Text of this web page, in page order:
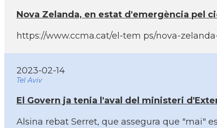
Nova Zelanda, en estat d'emergència pel
https://www.ccma.cat/el-tem ps/nova-
2023-02-14
Tel Aviv
El Govern ja tenia l'aval del ministeri
Alsina rebat Serret, que assegura que "mai"